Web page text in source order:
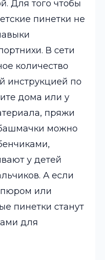
Для того чтобы
пинетки не
В сети
количество
инструкцией по
дома или у
пряжи
можно
у детей
А если
или
пинетки станут
для